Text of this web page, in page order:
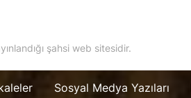
şahsi web sitesidir.
Sosyal Medya Yazıları